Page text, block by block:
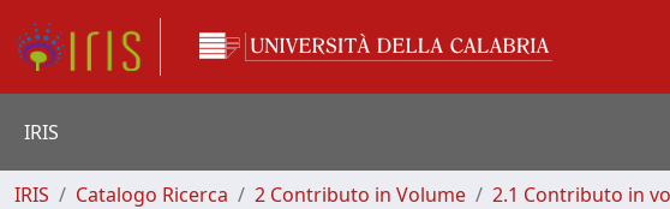
IRIS
IRIS Catalogo Ricerca 2 Contributo in Volume 2.1 Contributo in